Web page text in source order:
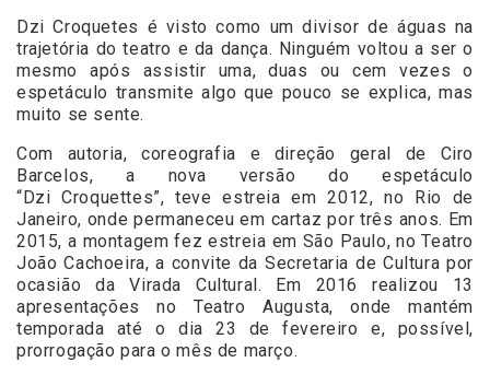
Dzi Croquetes é visto como um divisor de águas na
trajetória do teatro e da dança. Ninguém voltou a ser o
mesmo após assistir uma, duas ou cem vezes o
espetáculo transmite algo que pouco se explica, mas
muito se sente.
Com autoria, coreografia e direção geral de Ciro
Barcelos, a nova versão do espetáculo
“Dzi Croquettes”, teve estreia em 2012, no Rio de
Janeiro, onde permaneceu em cartaz por três anos. Em
2015, a montagem fez estreia em São Paulo, no Teatro
João Cachoeira, a convite da Secretaria de Cultura por
ocasião da Virada Cultural. Em 2016 realizou 13
apresentações no Teatro Augusta, onde mantém
temporada até o dia 23 de fevereiro e, possível,
prorrogação para o mês de março.